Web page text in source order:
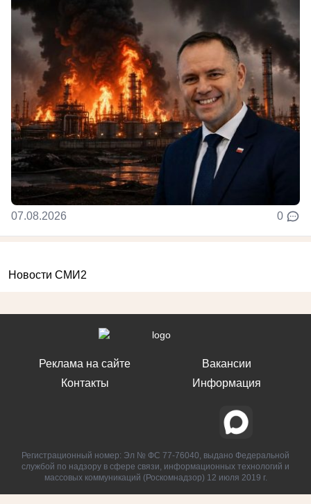
07.08.2026 0
Новости СМИ2
Реклама на сайте
Контакты
Вакансии
Информация
Регистрационный номер: Эл № ФС 77-76040, выдано Федеральной
службой по надзору в сфере связи, информационных технологий и
массовых коммуникаций (Роскомнадзор) 12 июля 2019 г.